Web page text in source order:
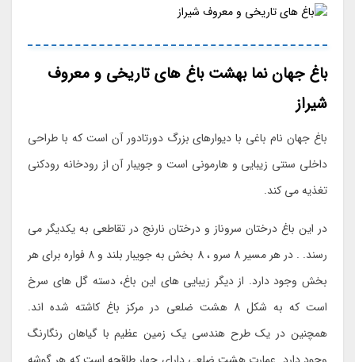
باغ جهان نما بهشت باغ های تاریخی و معروف
شیراز
باغ جهان نام باغی با دیوارهای بزرگ دورتادور آن است که با طراحی
داخلی سنتی زیبایی و هارمونی است و جویبار آن از رودخانه رودکنی
تغذیه می کند.
در این باغ درختان سروناز و درختان نارنج در تقاطعی به یکدیگر می
رسند. . در هر مسیر 8 سرو ، 8 بخش به جویبار بلند و 8 فواره برای هر
بخش وجود دارد. از دیگر زیبایی های این باغ، دسته گل های سرخ
است که به شکل 8 هشت ضلعی در مرکز باغ کاشته شده اند.
همچنین در یک طرح هندسی یک زمین عظیم با گیاهان رنگارنگ